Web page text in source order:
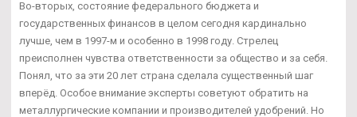
Во-вторых, состояние федерального бюджета и
государственных финансов в целом сегодня кардинально
лучше, чем в 1997-м и особенно в 1998 году. Стрелец
преисполнен чувства ответственности за общество и за себя.
Понял, что за эти 20 лет страна сделала существенный шаг
вперёд. Особое внимание эксперты советуют обратить на
металлургические компании и производителей удобрений. Но